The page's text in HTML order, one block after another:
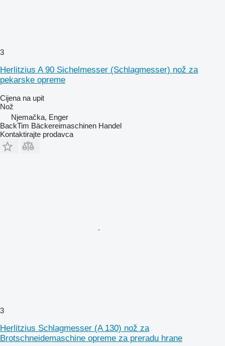
3
Herlitzius A 90 Sichelmesser (Schlagmesser) nož za
pekarske opreme
Cijena na upit
Nož
Njemačka, Enger
BackTim Bäckereimaschinen Handel
Kontaktirajte prodavca
3
Herlitzius Schlagmesser (A 130) nož za
Brotschneidemaschine opreme za preradu hrane